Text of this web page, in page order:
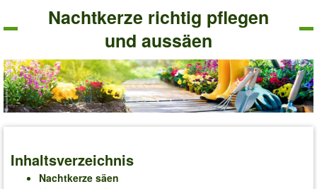
Nachtkerze richtig pflegen
und aussäen
Inhaltsverzeichnis
Nachtkerze säen